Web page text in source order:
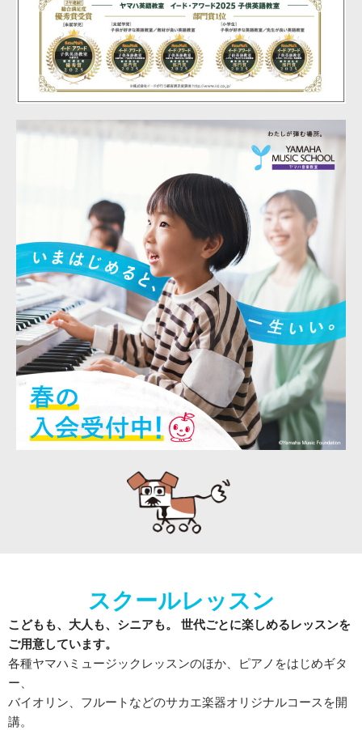
スクールレッスン
こどもも、大人も、シニアも。 世代ごとに楽しめるレッスンを
ご用意しています。
各種ヤマハミュージックレッスンのほか、ピアノをはじめギタ
ー、
バイオリン、フルートなどのサカエ楽器オリジナルコースを開
講。